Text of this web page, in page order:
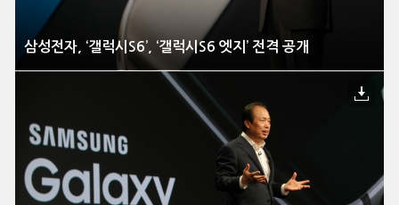
삼성전자, ‘갤럭시S6’, ‘갤럭시S6 엣지’ 전격 공개